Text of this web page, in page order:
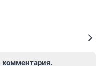
комментария.